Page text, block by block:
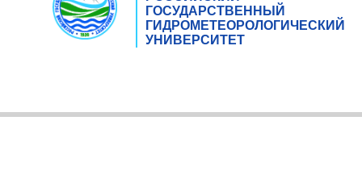
ГОСУДАРСТВЕННЫЙ
ГИДРОМЕТЕОРОЛОГИЧЕСКИЙ
УНИВЕРСИТЕТ